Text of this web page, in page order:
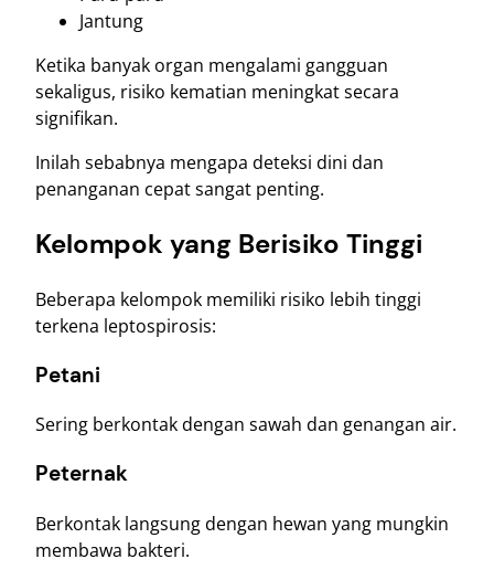
Jantung
Ketika banyak organ mengalami gangguan
sekaligus, risiko kematian meningkat secara
signifikan.
Inilah sebabnya mengapa deteksi dini dan
penanganan cepat sangat penting.
Kelompok yang Berisiko Tinggi
Beberapa kelompok memiliki risiko lebih tinggi
terkena leptospirosis:
Petani
Sering berkontak dengan sawah dan genangan air.
Peternak
Berkontak langsung dengan hewan yang mungkin
membawa bakteri.